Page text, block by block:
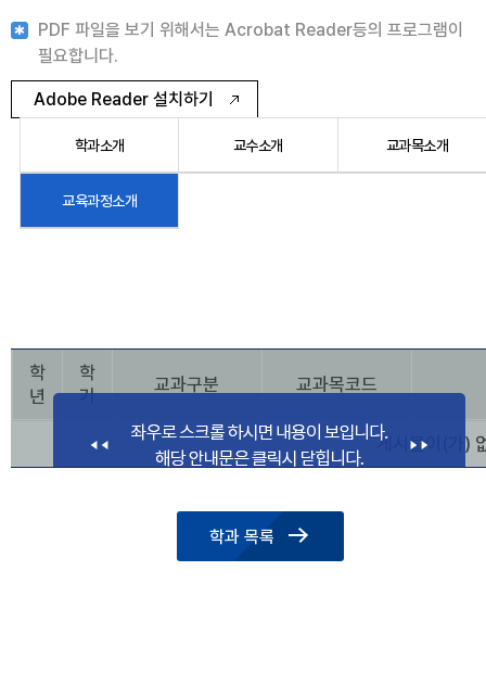
PDF 파일을 보기 위해서는 Acrobat Reader등의 프로그램이
필요합니다.
Adobe Reader 설치하기
학과소개 교수소개 교과목소개
교육과정소개
학
년
학
기
교과구분 교과목코드
게시물이(가)
학과 목록